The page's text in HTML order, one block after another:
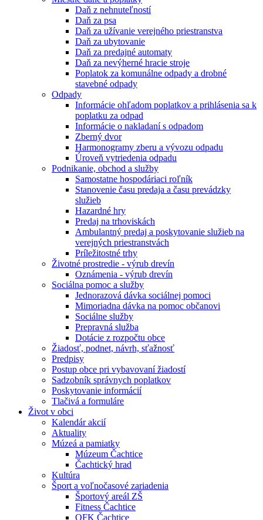
Daň z nehnuteľností
Daň za psa
Daň za užívanie verejného priestranstva
Daň za ubytovanie
Daň za predajné automaty
Daň za nevýherné hracie stroje
Poplatok za komunálne odpady a drobné
stavebné odpady
Odpady
Informácie ohľadom poplatkov a prihlásenia sa k
poplatku za odpad
Informácie o nakladaní s odpadom
Zberný dvor
Harmonogramy zberu a vývozu odpadu
Úroveň vytriedenia odpadu
Podnikanie, obchod a služby
Samostatne hospodáriaci roľník
Stanovenie času predaja a času prevádzky
služieb
Hazardné hry
Predaj na trhoviskách
Ambulantný predaj a poskytovanie služieb na
verejných priestranstvách
Príležitostné trhy
Životné prostredie - výrub drevín
Oznámenia - výrub drevín
Sociálna pomoc a služby
Jednorazová dávka sociálnej pomoci
Mimoriadna dávka na pomoc občanovi
Sociálne služby
Prepravná služba
Dotácie z rozpočtu obce
Žiadosť, podnet, návrh, sťažnosť
Predpisy
Postup obce pri vybavovaní žiadostí
Sadzobník správnych poplatkov
Poskytovanie informácií
Tlačivá a formuláre
Život v obci
Kalendár akcií
Aktuality
Múzeá a pamiatky
Múzeum Čachtice
Čachtický hrad
Kultúra
Šport a voľnočasové zariadenia
Športový areál ZŠ
Fitness Čachtice
OFK Čachtice